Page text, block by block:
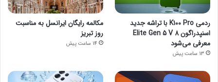
ردمی K100 Pro با تراشه جدید
اسنپدراگون 8 Elite Gen 5 V
معرفی می‌شود
13 ساعت پیش
مکالمه رایگان ایرانسل به مناسبت
روز تبریز
14 ساعت پیش